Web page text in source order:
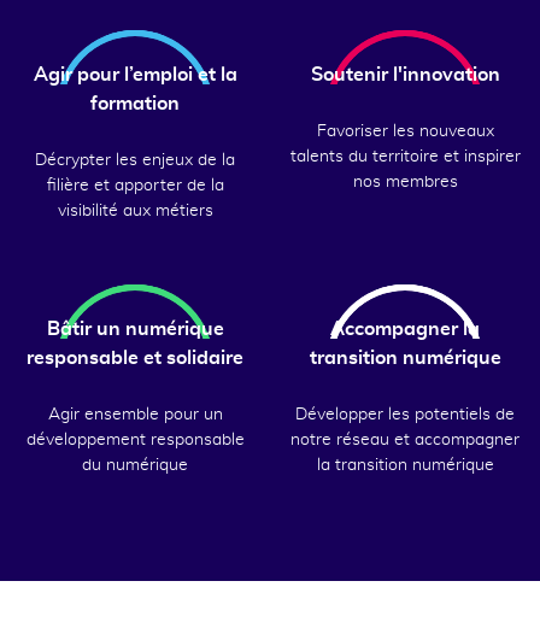
Agir pour l’emploi et la
formation
Décrypter les enjeux de la
filière et apporter de la
visibilité aux métiers
Soutenir l'innovation
Favoriser les nouveaux
talents du territoire et inspirer
nos membres
Bâtir un numérique
responsable et solidaire
Agir ensemble pour un
développement responsable
du numérique
Accompagner la
transition numérique
Développer les potentiels de
notre réseau et accompagner
la transition numérique